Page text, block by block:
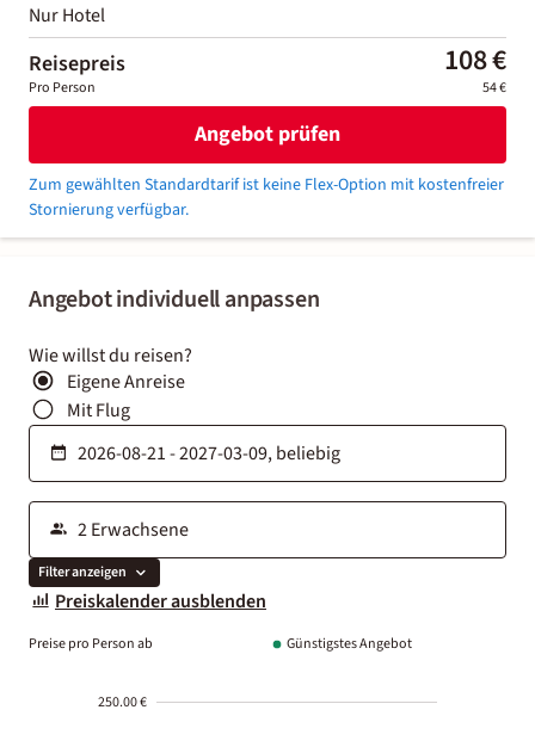
Angebot individuell anpassen
Wie willst du reisen?
Eigene Anreise
Mit Flug
Filter anzeigen
Preiskalender ausblenden
Preise pro Person ab Günstigstes Angebot
250.00 €
Nur Hotel
Reisepreis 108 €
Pro Person 54 €
Angebot prüfen
Zum gewählten Standardtarif ist keine Flex-Option mit kostenfreier
Stornierung verfügbar.